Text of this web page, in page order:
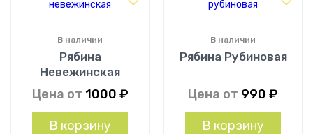
Рябина
Невежинская
В наличии
Цена от 1000 ₽
В корзину
Рябина Рубиновая
В наличии
Цена от 990 ₽
В корзину